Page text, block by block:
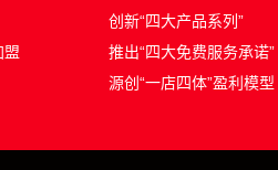
盟
创新“四大产品系列”
推出“四大免费服务承诺”
源创“一店四体”盈利模型